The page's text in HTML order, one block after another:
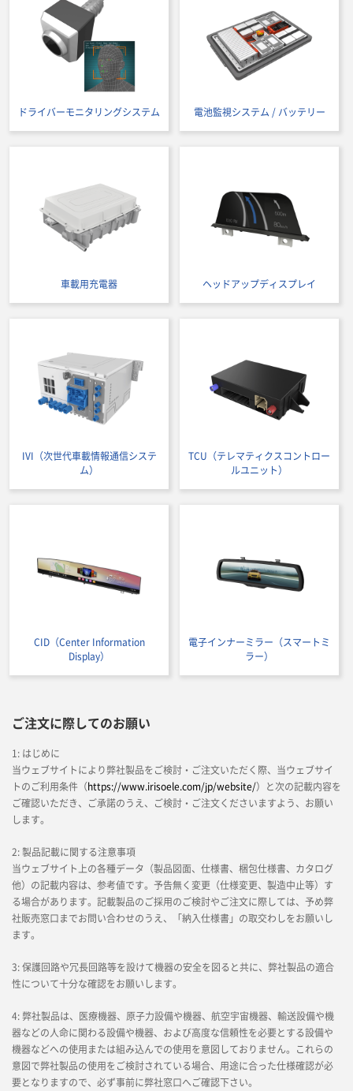
ドライバーモニタリングシステム 電池監視システム / バッテリー
車載用充電器 ヘッドアップディスプレイ
IVI（次世代車載情報通信システ
ム）
TCU（テレマティクスコントロー
ルユニット）
CID（Center Information
Display）
電子インナーミラー（スマートミ
ラー）
ご注文に際してのお願い
1: はじめに
当ウェブサイトにより弊社製品をご検討・ご注文いただく際、当ウェブサイ
トのご利用条件（https://www.irisoele.com/jp/website/）と次の記載内容を
ご確認いただき、ご承諾のうえ、ご検討・ご注文くださいますよう、お願い
します。
2: 製品記載に関する注意事項
当ウェブサイト上の各種データ（製品図面、仕様書、梱包仕様書、カタログ
他）の記載内容は、参考値です。予告無く変更（仕様変更、製造中止等）す
る場合があります。記載製品のご採用のご検討やご注文に際しては、予め弊
社販売窓口までお問い合わせのうえ、「納入仕様書」の取交わしをお願いし
ます。
3: 保護回路や冗長回路等を設けて機器の安全を図ると共に、弊社製品の適合
性について十分な確認をお願いします。
4: 弊社製品は、医療機器、原子力設備や機器、航空宇宙機器、輸送設備や機
器などの人命に関わる設備や機器、および高度な信頼性を必要とする設備や
機器などへの使用または組み込んでの使用を意図しておりません。これらの
意図で弊社製品の使用をご検討されている場合、用途に合った仕様確認が必
要となりますので、必ず事前に弊社窓口へご確認下さい。